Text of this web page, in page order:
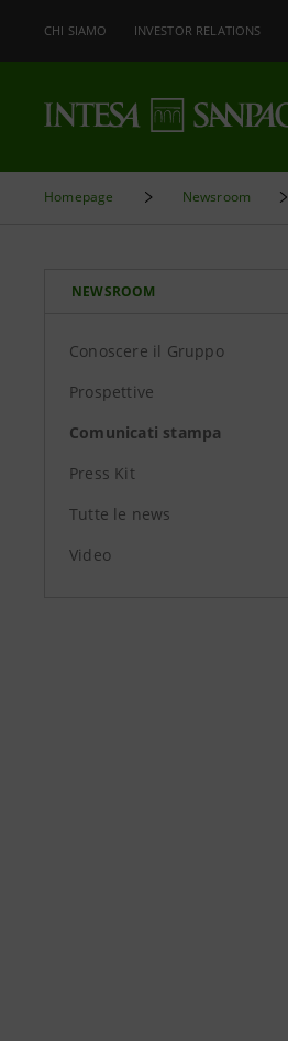
CHI SIAMO INVESTOR RELATIONS
Homepage Newsroom
NEWSROOM
Conoscere il Gruppo
Prospettive
Comunicati stampa
Press Kit
Tutte le news
Video